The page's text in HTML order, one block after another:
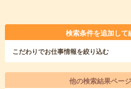
検索条件を追加して
こだわりでお仕事情報を絞り込む
他の検索結果ペー